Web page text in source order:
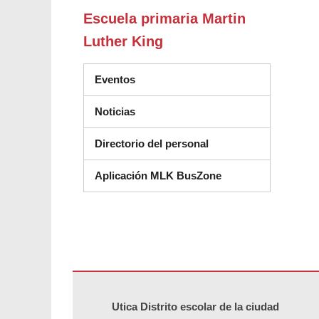
Escuela primaria Martin
Luther King
Eventos
Noticias
Directorio del personal
Aplicación MLK BusZone
Utica Distrito escolar de la ciudad